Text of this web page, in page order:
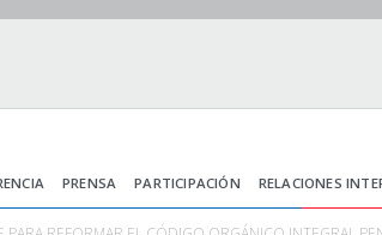
PRENSA PARTICIPACIÓN RELACIONES